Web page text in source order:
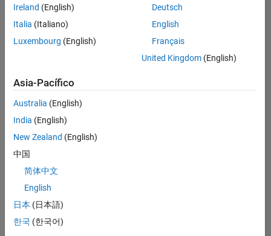
empleos.
Busque
por
ubicación
todos
empleos
en su
zona.
Senior Program Manager
US-MA-Natick
Management |
Ireland (English)
Italia (Italiano)
Luxembourg (English)
Deutsch
English
Français
United Kingdom(English)
Asia-Pacífico
Australia (English)
India (English)
New Zealand (English)
中国
简体中文
English
日本 (日本語)
한국 (한국어)